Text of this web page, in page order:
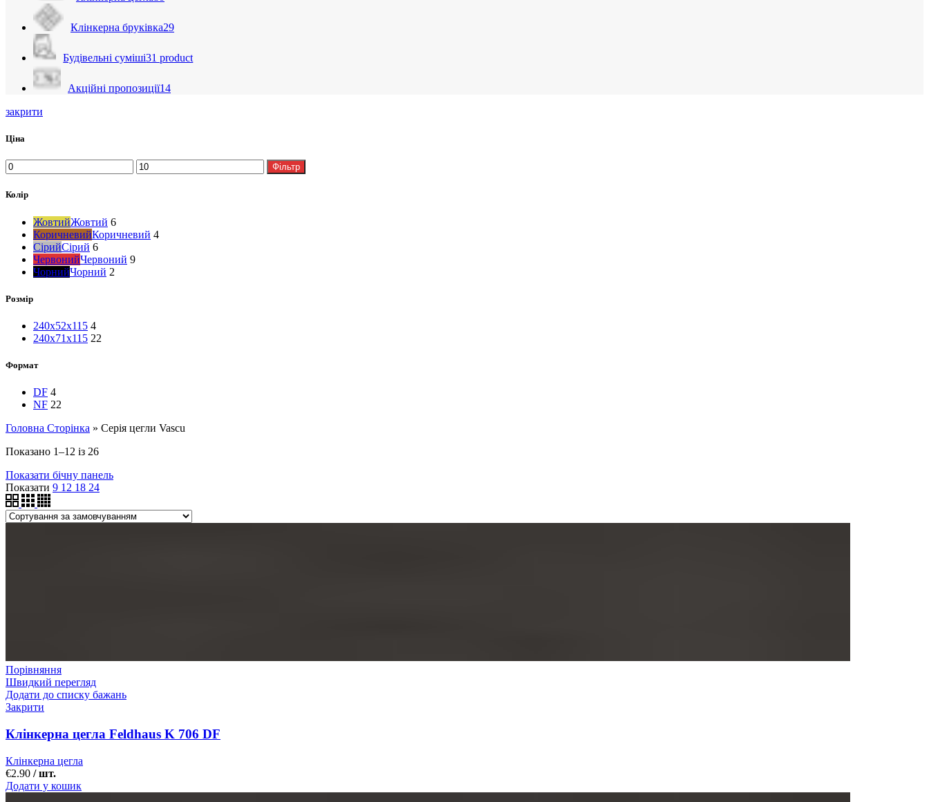
Клінкерна бруківка29
Будівельні суміші31 product
Акційні пропозиції14
закрити
Ціна
Фільтр
Колір
ЖовтийЖовтий 6
КоричневийКоричневий 4
СірийСірий 6
ЧервонийЧервоний 9
ЧорнийЧорний 2
Розмір
240x52x115 4
240x71x115 22
Формат
DF 4
NF 22
Головна Сторінка » Серія цегли Vascu
Показано 1–12 із 26
Показати бічну панель
Показати 9 12 18 24
Порівняння
Швидкий перегляд
Додати до списку бажань
Закрити
Клінкерна цегла Feldhaus K 706 DF
Клінкерна цегла
€2.90 / шт.
Додати у кошик